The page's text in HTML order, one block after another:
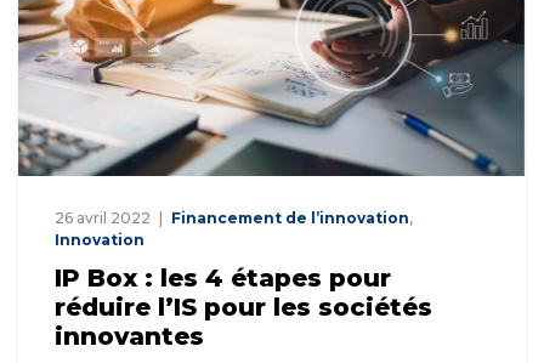
26 avril 2022 Financement de l’innovation,
Innovation
IP Box : les 4 étapes pour
réduire l’IS pour les sociétés
innovantes